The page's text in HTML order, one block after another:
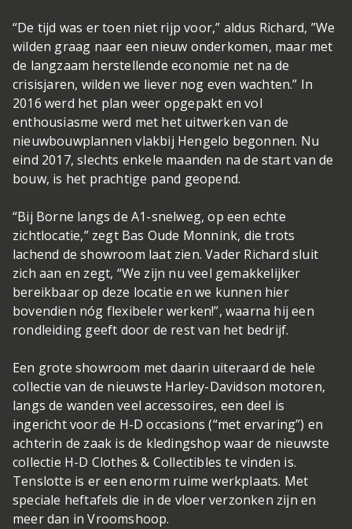
“De tijd was er toen niet rijp voor,” aldus Richard, ”We
wilden graag naar een nieuw onderkomen, maar met
de langzaam herstellende economie net na de
crisisjaren, wilden we liever nog even wachten.” In
2016 werd het plan weer opgepakt en vol
enthousiasme werd met het uitwerken van de
nieuwbouwplannen vlakbij Hengelo begonnen. Nu
eind 2017, slechts enkele maanden na de start van de
bouw, is het prachtige pand geopend.
“Bij Borne langs de A1-snelweg, op een echte
zichtlocatie,” zegt Bas Oude Monnink, die trots
lachend de showroom laat zien. Vader Richard sluit
zich aan en zegt, “We zijn nu veel gemakkelijker
bereikbaar op deze locatie en we kunnen hier
bovendien nóg flexibeler werken!”, waarna hij een
rondleiding geeft door de rest van het bedrijf.
Een grote showroom met daarin uiteraard de hele
collectie van de nieuwste Harley-Davidson motoren,
langs de wanden veel accessoires, een deel is
ingericht voor de H-D occasions (“met ervaring”) en
achterin de zaak is de kledingshop waar de nieuwste
collectie H-D Clothes & Collectibles te vinden is.
Tenslotte is er een enorm ruime werkplaats. Met
speciale heftafels die in de vloer verzonken zijn en
meer dan in Vroomshoop.